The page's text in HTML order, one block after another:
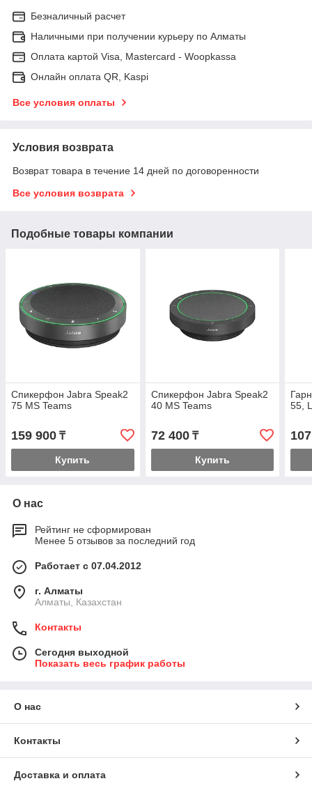
Безналичный расчет
Наличными при получении курьеру по Алматы
Оплата картой Visa, Mastercard - Woopkassa
Онлайн оплата QR, Kaspi
Все условия оплаты
Условия возврата
Возврат товара в течение 14 дней по договоренности
Все условия возврата
Подобные товары компании
Спикерфон Jabra Speak2
75 MS Teams
159 900 ₸
Купить
Спикерфон Jabra Speak2
40 MS Teams
72 400₸
Купить
55,
О нас
Рейтинг не сформирован
Менее 5 отзывов за последний год
Работает с 07.04.2012
г. Алматы
Алматы, Казахстан
Контакты
Сегодня выходной
Показать весь график работы
О нас
Контакты
Доставка и оплата